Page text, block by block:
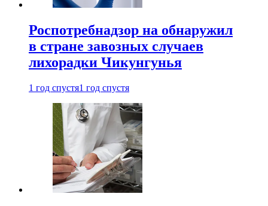
Роспотребнадзор на обнаружил
в стране завозных случаев
лихорадки Чикунгунья
1 год спустя1 год спустя